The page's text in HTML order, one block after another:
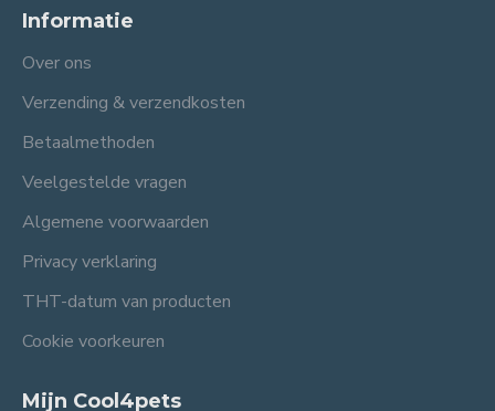
Informatie
Over ons
Verzending & verzendkosten
Betaalmethoden
Veelgestelde vragen
Algemene voorwaarden
Privacy verklaring
THT-datum van producten
Cookie voorkeuren
Mijn Cool4pets